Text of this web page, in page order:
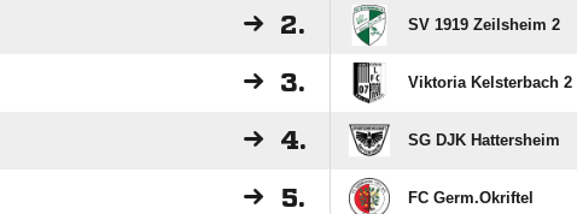
2. SV 1919 Zeilsheim 2
3. Viktoria Kelsterbach 2
4. SG DJK Hattersheim
5. FC Germ.Okriftel